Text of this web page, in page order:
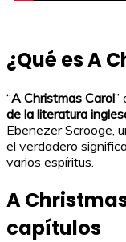
¿Qué esA
“A Christmas Carol”
de la literatura
Ebenezer Scrooge,
el verdadero
varios espíritus.
A
capítulos